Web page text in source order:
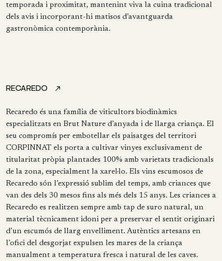
temporada i proximitat, mantenint viva la cuina tradicional
dels avis i incorporant-hi matisos d’avantguarda
gastronòmica contemporània.
RECAREDO
Recaredo és una família de viticultors biodinàmics
especialitzats en Brut Nature d’anyada i de llarga criança. El
seu compromís per embotellar els paisatges del territori
CORPINNAT els porta a cultivar vinyes exclusivament de
titularitat pròpia plantades 100% amb varietats tradicionals
de la zona, especialment la xarel·lo. Els vins escumosos de
Recaredo són l’expressió sublim del temps, amb criances que
van des dels 30 mesos fins als més dels 15 anys. Les criances a
Recaredo es realitzen sempre amb tap de suro natural, un
material tècnicament idoni per a preservar el sentit originari
d’un escumós de llarg envelliment. Autèntics artesans en
l’ofici del desgorjat expulsen les mares de la criança
manualment a temperatura fresca i natural de les caves.